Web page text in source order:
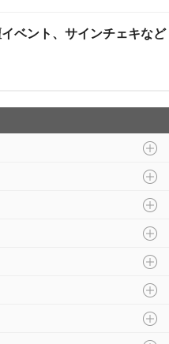
ベント、サインチェキなど